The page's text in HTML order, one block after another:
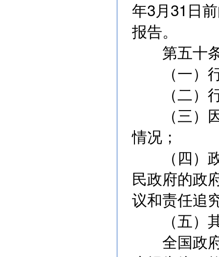
年3月31日
报告。
第五十条
（一）行
（二）行
（三）因
情况；
（四）政
民政府的政
议和责任追
（五）其
全国政府